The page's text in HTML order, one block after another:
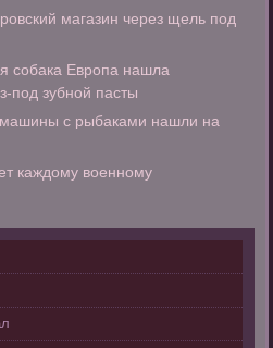
магазин через щель под
собака Европа нашла
под зубной пасты
с рыбаками нашли на
каждому военному